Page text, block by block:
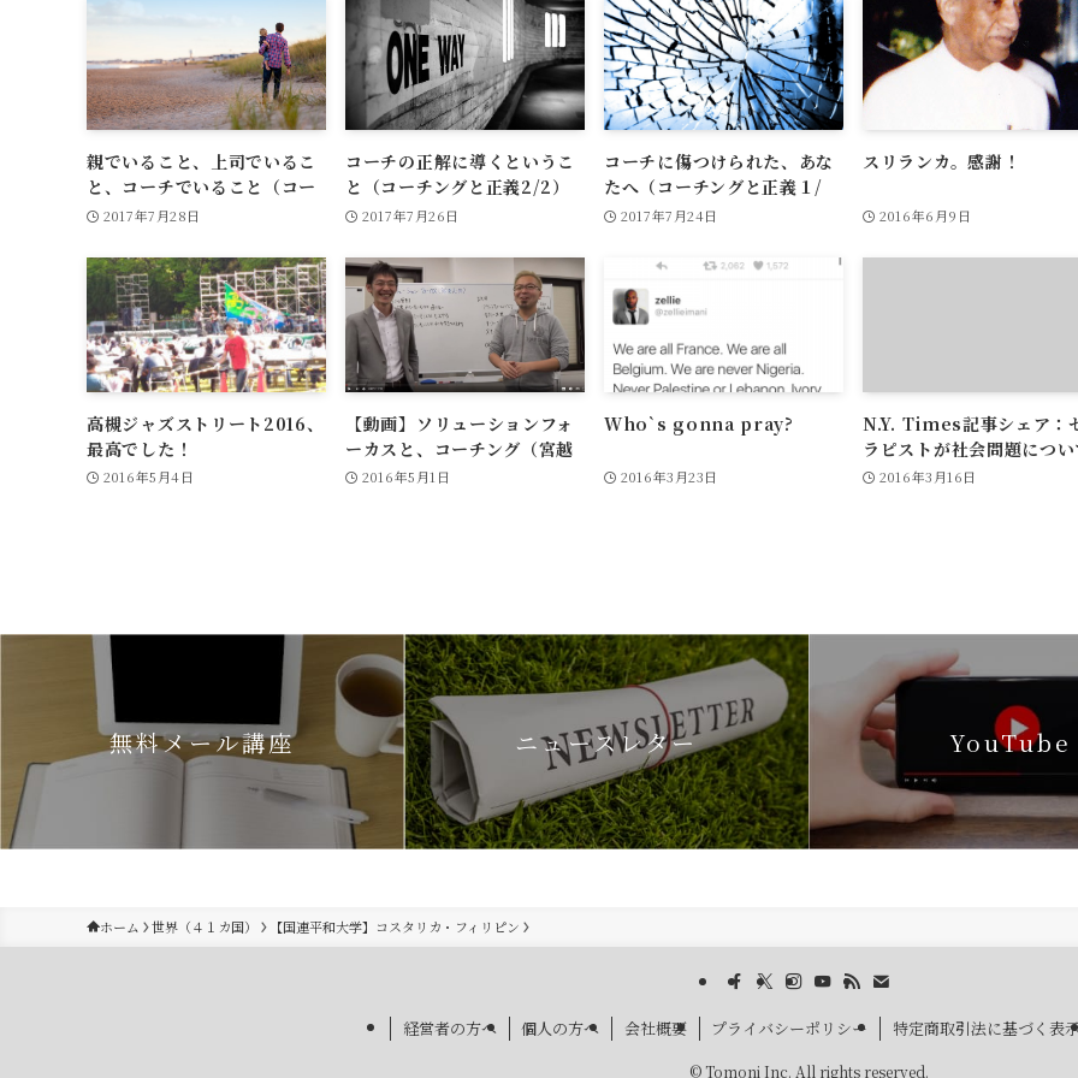
親でいること、上司でいるこ
と、コーチでいること（コー
チングと正義・補足）
2017年7月28日
コーチの正解に導くというこ
と（コーチングと正義2/2）
2017年7月26日
コーチに傷つけられた、あな
たへ（コーチングと正義１/
２）2017年7月24日
スリランカ。感謝！
2016年6月9日
高槻ジャズストリート2016、
最高でした！
2016年5月4日
【動画】ソリューションフォ
ーカスと、コーチング（宮越
大樹さんと対談）
2016年5月1日
Who`s gonna pray?
2016年3月23日
N.Y. Times記事シェア：
ラピストが社会問題につ
語らなければならない理由
2016年3月16日
無料メール講座 ニュースレター YouTube
ホーム 世界（４１カ国） 【国連平和大学】コスタリカ・フィリピン
経営者の方へ 個人の方へ 会社概要 プライバシーポリシー 特定商取引法に基づく表
©Tomoni Inc. All rights reserved.